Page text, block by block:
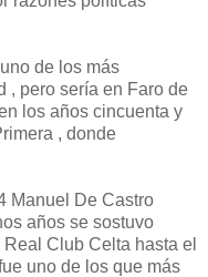
de los más
, pero sería en Faro de
los años cincuenta y
, donde
Manuel De Castro
años se sostuvo
Club Celta hasta el
uno de los que más